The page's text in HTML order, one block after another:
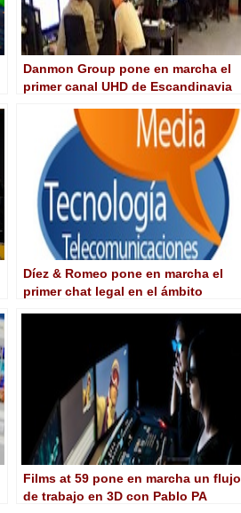
Danmon Group pone en marcha el
primer canal UHD de Escandinavia
Díez & Romeo pone en marcha el
primer chat legal en el ámbito
Films at 59 pone en marcha un flujo
de trabajo en 3D con Pablo PA